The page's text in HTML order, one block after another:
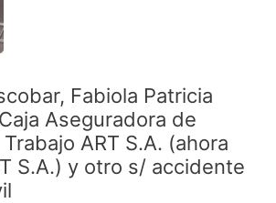
Fabiola Patricia
Aseguradora de
ART S.A. (ahora
S.A.) y otro s/ accidente